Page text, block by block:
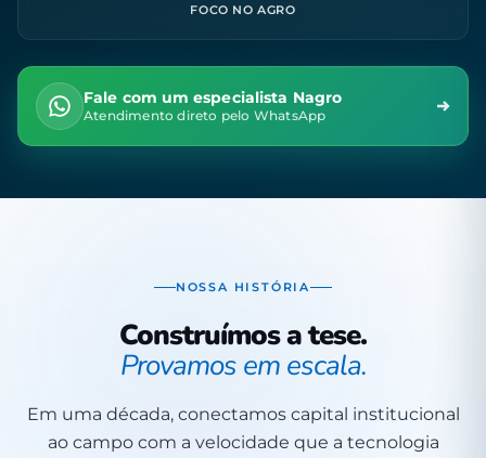
FOCO NO AGRO
Fale com um especialista Nagro
Atendimento direto pelo WhatsApp
NOSSA HISTÓRIA
Construímos a tese.
Provamos em escala.
Em uma década, conectamos capital institucional
ao campo com a velocidade que a tecnologia